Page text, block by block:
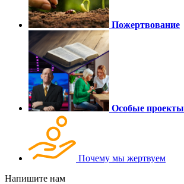
Пожертвование
Особые проекты
Почему мы жертвуем
Напишите нам